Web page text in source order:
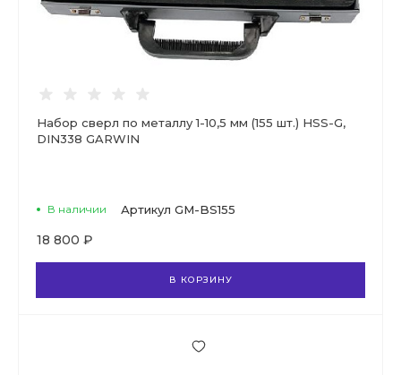
Набор сверл по металлу 1-10,5 мм (155 шт.) HSS-G,
DIN338 GARWIN
В наличии Артикул GM-BS155
18 800 ₽
В КОРЗИНУ